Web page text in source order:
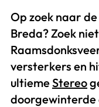
Op zoek naar
Breda? Zoek
versterkers en
ultieme Stereo
doorgewinterde